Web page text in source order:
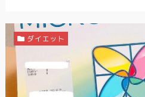
ダイエット